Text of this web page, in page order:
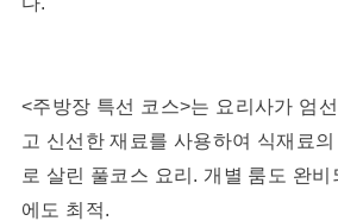
<주방장 특선 코스>는 요리사가 엄
고 신선한 재료를 사용하여 식재료
로 살린 풀코스 요리. 개별 룸도 완
에도 최적.